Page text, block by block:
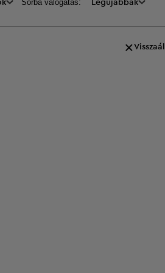
Sorba válogatás: Legújabbak